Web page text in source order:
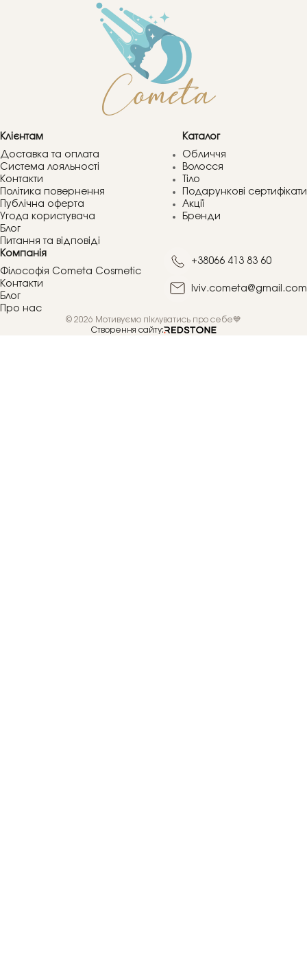
Клієнтам
Доставка та оплата
Система лояльності
Контакти
Політика повернення
Публічна оферта
Угода користувача
Блог
Питання та відповіді
Каталог
Обличчя
Волосся
Тіло
Подарункові сертифікати
Акції
Бренди
Компанія
Філософія Cometa Cosmetic
Контакти
Блог
Про нас
+38066 413 83 60
lviv.cometa@gmail.com
© 2026 Мотивуємо піклуватись про себе💙
Створення сайту: